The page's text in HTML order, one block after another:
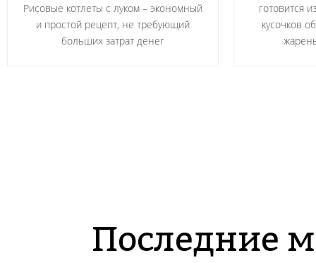
готовится
кусочков
Рисовые котлеты с луком – экономный
и простой рецепт, не требующий
больших затрат денег
Последние